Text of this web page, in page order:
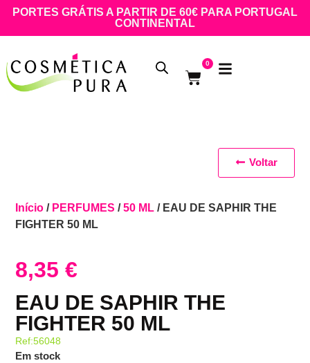
PORTES GRÁTIS A PARTIR DE 60€ PARA PORTUGAL
CONTINENTAL
0
Início / PERFUMES /50 ML / EAU DE SAPHIR THE
FIGHTER 50 ML
8,35€
EAU DE SAPHIR THE
FIGHTER 50 ML
Ref:56048
Em stock
Voltar